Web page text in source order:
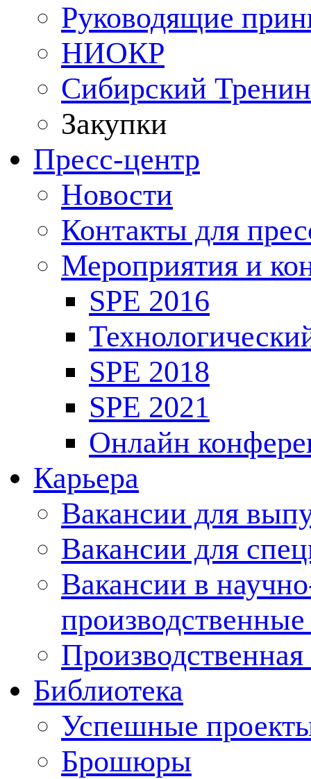
Руководящие
НИОКР
Сибирский
Закупки
Пресс-центр
Новости
Контакты для
Мероприятия и
SPE 2016
SPE 2018
SPE 2021
Онлайн
Карьера
Вакансии для
Вакансии для
Вакансии в
Производственная
Библиотека
Успешные
Брошюры